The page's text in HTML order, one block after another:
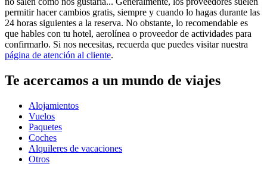
permitir hacer cambios gratis, siempre y cuando lo hagas durante las
24 horas siguientes a la reserva. No obstante, lo recomendable es
que hables con tu hotel, aerolínea o proveedor de actividades para
confirmarlo. Si nos necesitas, recuerda que puedes visitar nuestra
página de atención al cliente.
Te acercamos a un mundo de viajes
Alojamientos
Vuelos
Paquetes
Coches
Alquileres de vacaciones
Otros